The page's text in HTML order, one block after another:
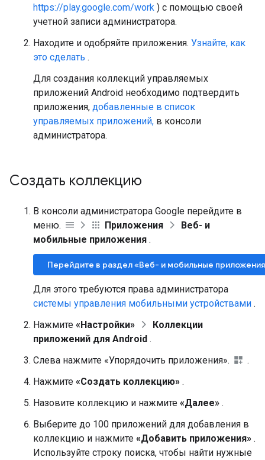
https://play.google.com/work ) с помощью своей
учетной записи администратора.
Находите и одобряйте приложения. Узнайте, как
это сделать .
Для создания коллекций управляемых
приложений Android необходимо подтвердить
приложения, добавленные в список
управляемых приложений, в консоли
администратора.
Создать коллекцию
В консоли администратора Google перейдите в
меню.
Приложения
Веб- и
мобильные приложения .
Перейдите в раздел «Веб- и мобильные
Для этого требуются права администратора
системы управления мобильными устройствами .
Нажмите «Настройки»
Коллекции
приложений для Android .
Слева нажмите «Упорядочить приложения».
.
Нажмите «Создать коллекцию» .
Назовите коллекцию и нажмите «Далее» .
Выберите до 100 приложений для добавления в
коллекцию и нажмите «Добавить приложения» .
Используйте строку поиска, чтобы найти нужные